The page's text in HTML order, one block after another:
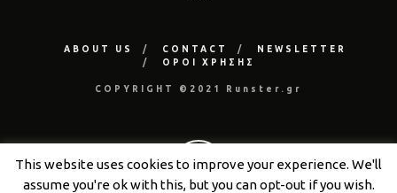
ABOUT US CONTACT
NEWSLETTER
ΟΡΟΙ ΧΡΗΣΗΣ
COPYRIGHT ©2021 Runster.gr
This website uses cookies to improve your experience. We'll
assume you're ok with this, but you can opt-out if you wish.